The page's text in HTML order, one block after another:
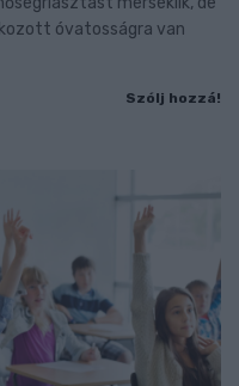
óvatosságra van
Szólj hozzá!